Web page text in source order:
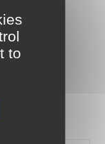
MultiCam®
to